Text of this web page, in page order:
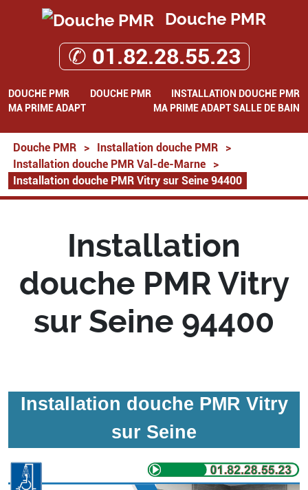
Douche PMR
✆ 01.82.28.55.23
DOUCHE PMR DOUCHE PMR
INSTALLATION DOUCHE PMR
MA PRIME ADAPT
MA PRIME ADAPT SALLE DE BAIN
Douche PMR > Installation douche PMR
>
Installation douche PMR Val-de-Marne
>
Installation douche PMR Vitry sur Seine 94400
Installation
douche PMR Vitry
sur Seine 94400
Installation douche PMR Vitry
sur Seine